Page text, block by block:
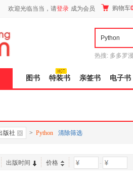
欢迎光临当当，请登录 成为会员 购物车
热搜: 多多罗
图书 特装书 亲签书 电子书
版社 > Python 清除筛选
出版时间 价格 -